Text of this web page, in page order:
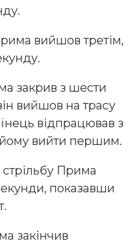
вийшов третім,
закрив з шести
вийшов на трасу
відпрацював з
вийти першим.
Прима
показавши
закінчив